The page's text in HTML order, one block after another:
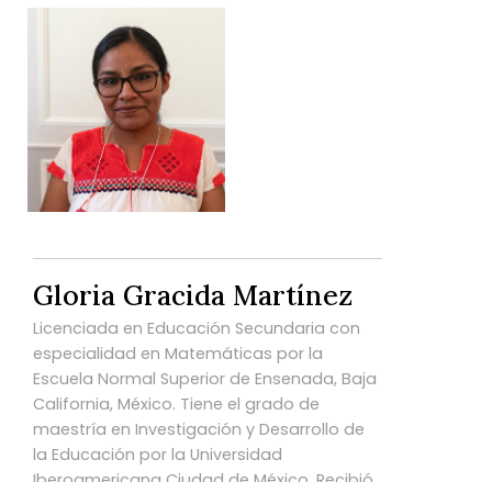
Gloria Gracida Martínez
Licenciada en Educación Secundaria con
especialidad en Matemáticas por la
Escuela Normal Superior de Ensenada, Baja
California, México. Tiene el grado de
maestría en Investigación y Desarrollo de
la Educación por la Universidad